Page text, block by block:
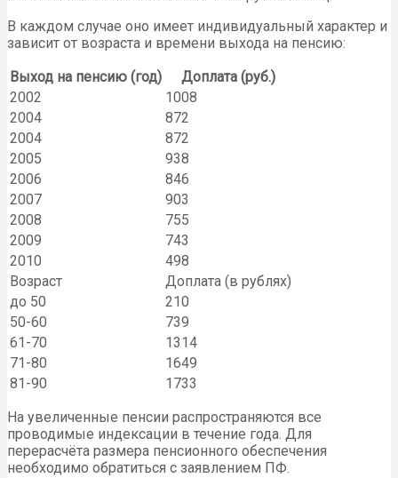
В каждом случае оно имеет индивидуальный характер и
зависит от возраста и времени выхода на пенсию:
Выход на пенсию (год)
Доплата (руб.)
2002
1008
2004
872
2004
872
2005
938
2006
846
2007
903
2008
755
2009
743
2010
498
Возраст
Доплата (в рублях)
до 50
210
50-60
739
61-70
1314
71-80
1649
81-90
1733
На увеличенные пенсии распространяются все
проводимые индексации в течение года. Для
перерасчёта размера пенсионного обеспечения
необходимо обратиться с заявлением ПФ.